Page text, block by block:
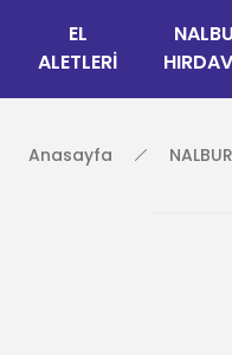
EL
ALETLERİ
Anasayfa